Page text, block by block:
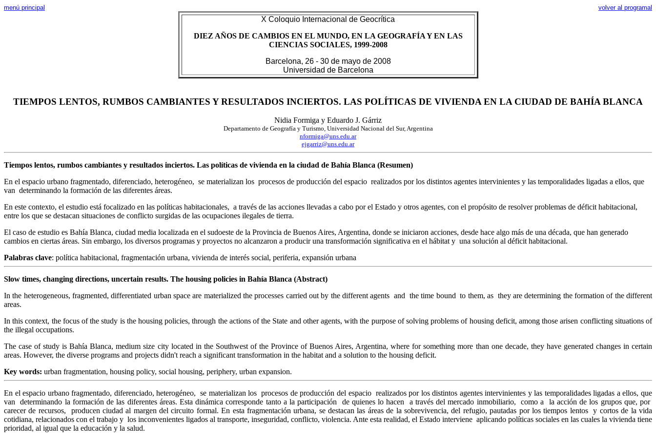
menú principal volver al programal
X Coloquio Internacional de Geocrítica
DIEZ AÑOS DE CAMBIOS EN EL MUNDO, EN LA GEOGRAFÍA Y EN LAS
CIENCIAS SOCIALES, 1999-2008
Barcelona, 26 - 30 de mayo de 2008
Universidad de Barcelona
TIEMPOS LENTOS, RUMBOS CAMBIANTES Y RESULTADOS INCIERTOS. LAS POLÍTICAS DE VIVIENDA EN LA CIUDAD DE BAHÍA BLANCA
Nidia Formiga y Eduardo J. Gárriz
Departamento de Geografía y Turismo, Universidad Nacional del Sur, Argentina
nformiga@uns.edu.ar
ejgarriz@uns.edu.ar
Tiempos lentos, rumbos cambiantes y resultados inciertos. Las políticas de vivienda en la ciudad de Bahía Blanca (Resumen)
En el espacio urbano fragmentado, diferenciado, heterogéneo, se materializan los procesos de producción del espacio realizados por los distintos agentes intervinientes y las temporalidades ligadas a ellos, que
van determinando la formación de las diferentes áreas.
En este contexto, el estudio está focalizado en las políticas habitacionales, a través de las acciones llevadas a cabo por el Estado y otros agentes, con el propósito de resolver problemas de déficit habitacional,
entre los que se destacan situaciones de conflicto surgidas de las ocupaciones ilegales de tierra.
El caso de estudio es Bahía Blanca, ciudad media localizada en el sudoeste de la Provincia de Buenos Aires, Argentina, donde se iniciaron acciones, desde hace algo más de una década, que han generado
cambios en ciertas áreas. Sin embargo, los diversos programas y proyectos no alcanzaron a producir una transformación significativa en el hábitat y una solución al déficit habitacional.
Palabras clave: política habitacional, fragmentación urbana, vivienda de interés social, periferia, expansión urbana
Slow times, changing directions, uncertain results. The housing policies in Bahía Blanca (Abstract)
In the heterogeneous, fragmented, differentiated urban space are materialized the processes carried out by the different agents and the time bound to them, as they are determining the formation of the different
areas.
In this context, the focus of the study is the housing policies, through the actions of the State and other agents, with the purpose of solving problems of housing deficit, among those arisen conflicting situations of
the illegal occupations.
The case of study is Bahía Blanca, medium size city located in the Southwest of the Province of Buenos Aires, Argentina, where for something more than one decade, they have generated changes in certain
areas. However, the diverse programs and projects didn't reach a significant transformation in the habitat and a solution to the housing deficit.
Key words: urban fragmentation, housing policy, social housing, periphery, urban expansion.
En el espacio urbano fragmentado, diferenciado, heterogéneo, se materializan los procesos de producción del espacio realizados por los distintos agentes intervinientes y las temporalidades ligadas a ellos, que
van determinando la formación de las diferentes áreas. Esta dinámica corresponde tanto a la participación de quienes lo hacen a través del mercado inmobiliario, como a la acción de los grupos que, por
carecer de recursos, producen ciudad al margen del circuito formal. En esta fragmentación urbana, se destacan las áreas de la sobrevivencia, del refugio, pautadas por los tiempos lentos y cortos de la vida
cotidiana, relacionados con el trabajo y los inconvenientes ligados al transporte, inseguridad, conflicto, violencia. Ante esta realidad, el Estado interviene aplicando políticas sociales en las cuales la vivienda tiene
prioridad, al igual que la educación y la salud.